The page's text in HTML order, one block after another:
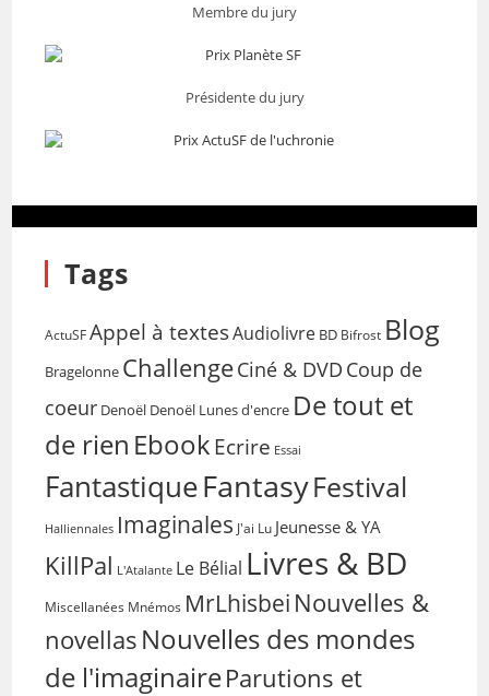
Membre du jury
Présidente du jury
Tags
ActuSF Appel à textesAudiolivre BD Bifrost Blog
Bragelonne ChallengeCiné & DVD Coup de
coeur Denoël Denoël Lunes d'encre De tout et
de rien EbookEcrire Essai
FantastiqueFantasyFestival
Halliennales Imaginales J'ai Lu Jeunesse & YA
KillPal L'Atalante Le Bélial Livres & BD
Miscellanées Mnémos MrLhisbei Nouvelles &
novellas Nouvelles des mondes
de l'imaginaireParutions et